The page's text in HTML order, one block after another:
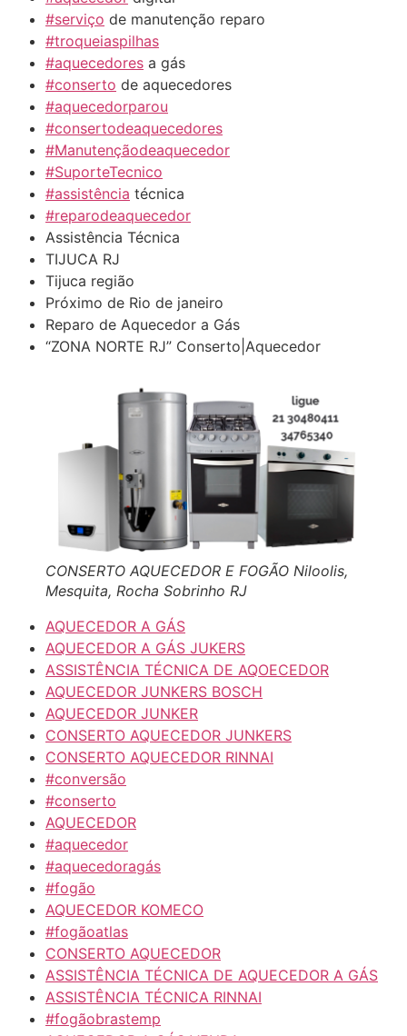
#serviço de manutenção reparo
#troqueiaspilhas
#aquecedores a gás
#conserto de aquecedores
#aquecedorparou
#consertodeaquecedores
#Manutençãodeaquecedor
#SuporteTecnico
#assistência técnica
#reparodeaquecedor
Assistência Técnica
TIJUCA RJ
Tijuca região
Próximo de Rio de janeiro
Reparo de Aquecedor a Gás
“ZONA NORTE RJ” Conserto|Aquecedor
CONSERTO AQUECEDOR E FOGÃO Niloolis,
Mesquita, Rocha Sobrinho RJ
AQUECEDOR A GÁS
AQUECEDOR A GÁS JUKERS
ASSISTÊNCIA TÉCNICA DE AQOECEDOR
AQUECEDOR JUNKERS BOSCH
AQUECEDOR JUNKER
CONSERTO AQUECEDOR JUNKERS
CONSERTO AQUECEDOR RINNAI
#conversão
#conserto
AQUECEDOR
#aquecedor
#aquecedoragás
#fogão
AQUECEDOR KOMECO
#fogãoatlas
CONSERTO AQUECEDOR
ASSISTÊNCIA TÉCNICA DE AQUECEDOR A GÁS
ASSISTÊNCIA TÉCNICA RINNAI
#fogãobrastemp